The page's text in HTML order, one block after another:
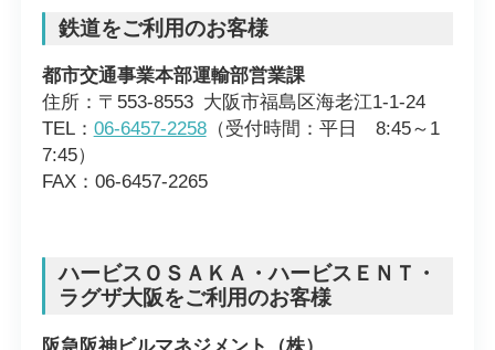
鉄道をご利用のお客様
都市交通事業本部運輸部営業課
住所：〒553-8553 大阪市福島区海老江1-1-24
TEL： 06-6457-2258（受付時間：平日 8:45～1
7:45）
FAX：06-6457-2265
ハービスＯＳＡＫＡ・ハービスＥＮＴ・
ラグザ大阪をご利用のお客様
阪急阪神ビルマネジメント（株）